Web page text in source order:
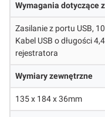
Wymagania dotyczące
Zasilanie z portu USB,
Kabel USB o długości
rejestratora
Wymiary zewnętrzne
135 x 184 x 36mm